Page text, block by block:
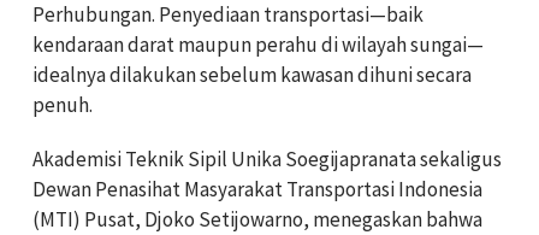
Perhubungan. Penyediaan transportasi—baik
kendaraan darat maupun perahu di wilayah sungai—
idealnya dilakukan sebelum kawasan dihuni secara
penuh.
Akademisi Teknik Sipil Unika Soegijapranata sekaligus
Dewan Penasihat Masyarakat Transportasi Indonesia
(MTI) Pusat, Djoko Setijowarno, menegaskan bahwa